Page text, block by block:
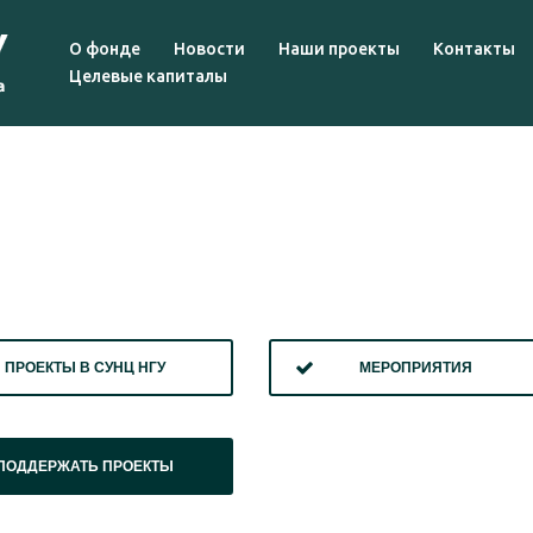
О фонде Новости Наши проекты
Контакты
Целевые капиталы
ПРОЕКТЫ В СУНЦ НГУ
ПРОЕКТЫ
МЕРОПРИЯТИЯ